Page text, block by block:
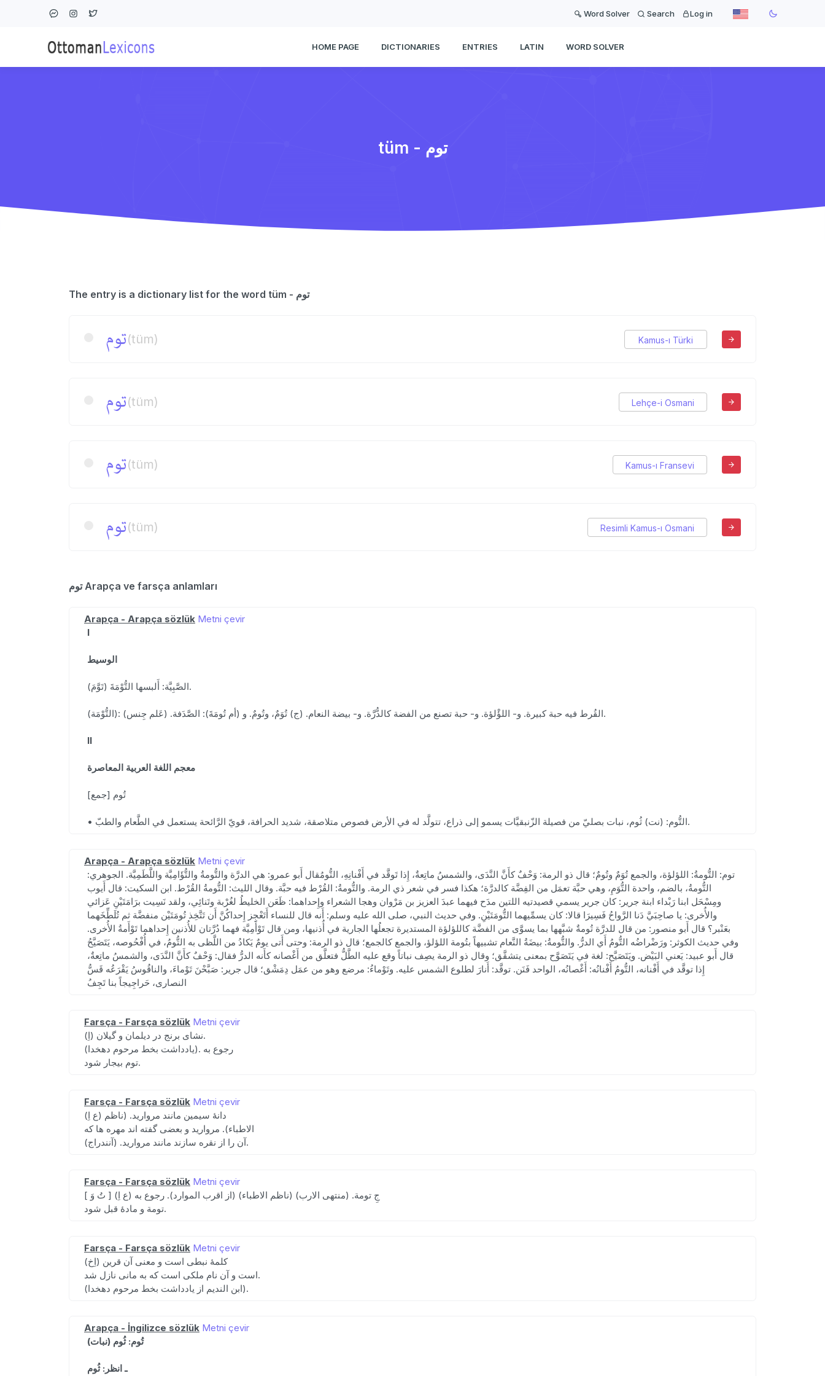
Word Solver Search Log in
HOME PAGE DICTIONARIES ENTRIES LATIN WORD SOLVER
tüm - توم
The entry is a dictionary list for the word tüm - توم
توم(tüm) Kamus-ı Türki
توم(tüm) Lehçe-i Osmani
توم(tüm) Kamus-ı Fransevi
توم(tüm) Resimli Kamus-ı Osmani
توم Arapça ve farsça anlamları
Arapça - Arapça sözlük Metni çevir
I
الوسيط
(تَوَّمَ) الصَّبِيَّة: أَلبسها التُّوْمَةَ.
(التُّوْمَة): القُرط فيه حبة كبيرة. و- اللؤْلؤة. و- حبة تصنع من الفضة كالدُّرَّة. و- بيضة النعام. (ج) تُوَمٌ، وتُومٌ. و (أم تُومَةَ): الصَّدَفة. (عَلم جِنس).
II
معجم اللغة العربية المعاصرة
تُوم [جمع]
• التُّوم: (نت) ثُوم، نبات بصليّ من فصيلة الزّنبقيَّات يسمو إلى ذراع، تتولَّد له في الأرض فصوص متلاصقة، شديد الحرافة، قويّ الرَّائحة يستعمل في الطَّعام والطبّ.
Arapça - Arapça sözlük Metni çevir
توم: التُّومةُ: اللؤلؤة، والجمع تُوَمٌ وتُومٌ؛ قال ذو الرمة: وَحْفٌ كأَنَّ النَّدَى، والشمسُ ماتِعةٌ، إِذا تَوقَّد في أَفْنانِهِ، التُّومُقال أَبو عمرو: هي الدرَّة والتُّومةُ والتُّؤَامِيَّة واللَّطَمِيَّة. الجوهري:
التُّومةُ، بالضم، واحدة التُّوَمِ، وهي حبَّة تعمَل من الفِضَّة كالدرَّة؛ هكذا فسر في شعر ذي الرمة. والتُّومةُ: القُرْط فيه حبَّة. وقال الليث: التُّومةُ القُرْط. ابن السكيت: قال أَيوب
ومِسْحَل ابنا رَبْداء ابنة جرير: كان جرير يسمي قصيدتيه اللتين مدَح فيهما عبدَ العزيز بن مَرْوان وهجا الشعراء وإِحداهما: ظَعَن الخليطُ لغُرْبة وتَنائِي، ولقد نَسِيت برَامَتَيْنِ عَزائي
والأُخرى: يا صاحِبَيَّ دَنا الرَّواحُ فَسِيرَا قالا: كان يسمِّيهما التُّومَتَيْنِ. وفي حديث النبي، صلى الله عليه وسلم: أَنه قال للنساء أَتَعْجِز إِحداكُنَّ أَن تَتَّخِذ تُومَتَيْن منفضَّة ثم تُلَطِّخَهما
بعَنْبر؟ قال أَبو منصور: من قال للدرَّة تُومةٌ شبَّهها بما يسوَّى من الفضَّة كاللؤلؤة المستديرة تجعلُها الجارية في أُذنيها، ومن قال تَوْأَمِيَّة فهما دُرَّتان للأُذنين إِحداهما تَوْأَمةُ الأُخرى.
وفي حديث الكوثر: ورَضْراضُه التُّومُ أَي الدرُّ. والتُّومةُ: بيضَةُ النَّعام تشبيهاً بتُومة اللؤلؤ، والجمع كالجمع؛ قال ذو الرمة: وحتى أَتى يومٌ يَكادُ من اللَّظى به التُّومُ، في أُفْحُوصه، يَتَصَيَّحُ
قال أَبو عبيد: يَعني البَيْض. ويَتَصَيَّح: لغة في يَتَصَوَّح بمعنى يتشقَّق؛ وقال ذو الرمة يصِف نباتاً وقع عليه الطَّلُّ فتعلَّق من أَغْصانه كأَنه الدرُّ فقال: وَحْفٌ كأَنَّ النَّدَى، والشمسُ ماتِعةٌ،
إِذا توقَّد في أَفْنانه، التُّومُ أَفْنانُه: أَغْصانُه، الواحد فَنَن. توقَّد: أَنارَ لطلوع الشمس عليه. وتَوْماءُ: مرضع وهو من عمَل دِمَشْق؛ قال جرير: صَبَّحْنَ تَوْماءَ، والناقُوسُ يَقْرَعُه قَسُّ
النصارى، حَراجِيجاً بنا تَجِفُ
Farsça - Farsça sözlük Metni çevir
(اِ) نشای برنج در دیلمان و گیلان.
(یادداشت بخط مرحوم دهخدا). رجوع به
توم بیجار شود.
Farsça - Farsça sözlük Metni çevir
(ع اِ) دانهٔ سیمین مانند مروارید. (ناظم
الاطباء). مروارید و بعضی گفته اند مهره ها که
آن را از نقره سازند مانند مروارید. (آنندراج).
Farsça - Farsça sözlük Metni çevir
[ تُ وَ ] (ع اِ) جِ تومة. (منتهی الارب) (ناظم الاطباء) (از اقرب الموارد). رجوع به
تومة و مادهٔ قبل شود.
Farsça - Farsça sözlük Metni çevir
(اِخ) کلمهٔ نبطی است و معنی آن قرین
است و آن نام ملکی است که به مانی نازل شد.
(ابن الندیم از یادداشت بخط مرحوم دهخدا).
Arapça - İngilizce sözlük Metni çevir
تُوم: ثُوم (نبات)
ـ انظر: ثُوم